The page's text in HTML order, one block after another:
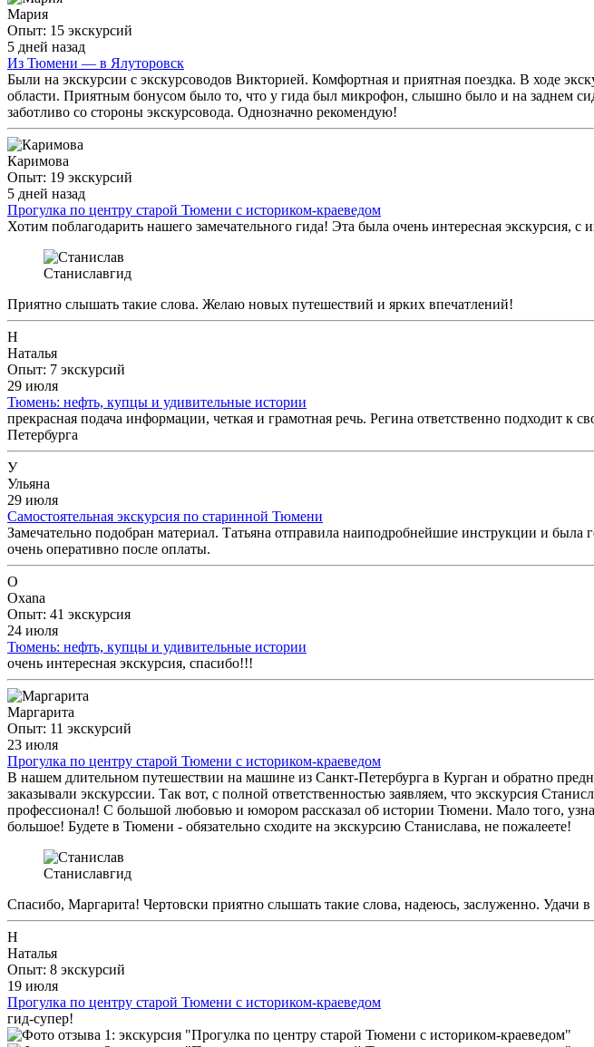
Мария
Опыт: 15 экскурсий
5 дней назад
Из Тюмени — в Ялуторовск
Были на экскурсии с экскурсоводов Викторией. Комфортная и приятная поездка. В ходе
области. Приятным бонусом было то, что у гида был микрофон, слышно было и на заднем
заботливо со стороны экскурсовода. Однозначно рекомендую!
Каримова
Опыт: 19 экскурсий
5 дней назад
Прогулка по центру старой Тюмени с историком-краеведом
Хотим поблагодарить нашего замечательного гида! Эта была очень интересная экскурсия,
Станиславгид
Приятно слышать такие слова. Желаю новых путешествий и ярких впечатлений!
Н
Наталья
Опыт: 7 экскурсий
29 июля
Тюмень: нефть, купцы и удивительные истории
прекрасная подача информации, четкая и грамотная речь. Регина ответственно подходит к
Петербурга
У
Ульяна
29 июля
Самостоятельная экскурсия по старинной Тюмени
Замечательно подобран материал. Татьяна отправила наиподробнейшие инструкции и
очень оперативно после оплаты.
O
Oxana
Опыт: 41 экскурсия
24 июля
Тюмень: нефть, купцы и удивительные истории
очень интересная экскурсия, спасибо!!!
Маргарита
Опыт: 11 экскурсий
23 июля
Прогулка по центру старой Тюмени с историком-краеведом
В нашем длительном путешествии на машине из Санкт-Петербурга в Курган и обратно
заказывали экскурссии. Так вот, с полной ответственностью заявляем, что экскурсия
профессионал! С большой любовью и юмором рассказал об истории Тюмени. Мало того,
большое! Будете в Тюмени - обязательно сходите на экскурсию Станислава, не пожалеете!
Станиславгид
Спасибо, Маргарита! Чертовски приятно слышать такие слова, надеюсь, заслуженно.
Н
Наталья
Опыт: 8 экскурсий
19 июля
Прогулка по центру старой Тюмени с историком-краеведом
гид-супер!